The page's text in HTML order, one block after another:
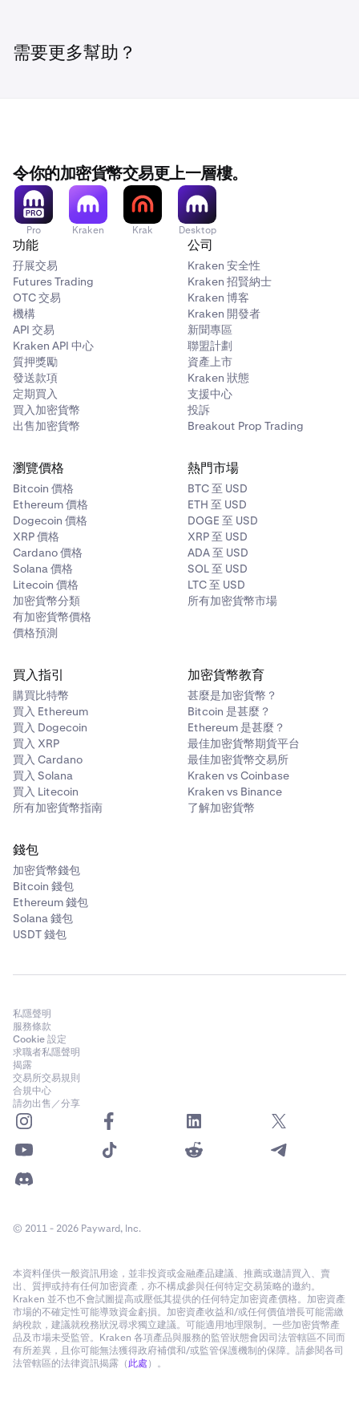
子郵件合法性。
• 提供你的密碼。
• 移除 2FA 方法或主密鑰。
•
授予存取權限，以透過 AnyDesk 或 Teamviewer 等遠
距桌面存取軟件來存取你的設備。
舉報釣魚詐騙
• 保護設備的存取權限：
•
了解未受監管的經紀詐騙如何運作，以及如何加以避
免。
•
在 Google 輸入公司名稱 +「詐騙」以查找有關公司合
法性的結果。
• 事前以書面形式獲取有關費用和利率的資訊。
舉報未受監管的經紀詐騙
• 對搜索引擎結果保持警惕：
Kraken 支援電話號碼或網站，因為這可能導致出現假
• 提供密碼。
• 提供雙重身份驗證代碼。
• 提供設備核准代碼。
• 提供錢包地址或助記詞。
• 提供主密鑰。
• 提供你的電腦的遠端存取權限。
•
舉報電話詐騙
詐騙者使用 MLM 計劃並承諾可獲得非凡利潤來吸引人
們。其運作方式是從新投資者那裡獲取資金來支付之前
• 透過可靠金融監管網站來檢查平台註冊狀態。
•
進行徹底研究，檢查多個來源以尋找警示信號，或來自
其他投資者的警告。
•
閱讀細則，並確保該公司的聲明具可行性，而非好得令
人難以置信。如果看似好得令人難以置信，那很可能就
是詐騙。
• 對新投資平台保持謹慎，在投資前進行徹底研究。
• 對於在線評論不多或無評論的公司請保持謹慎。
• 對於在其網站之外幾乎無任何資訊的公司請保持警惕。
舉報投資詐騙
如何保護自己：
對你提供的任何資訊保持謹慎。
• 注意警示信號： 如你注意到他們對你詳細資訊的要求中
有緊迫感或需要資金，這應該是警示信號。
• 慢慢來：花時間了解對方的意圖，以及他們是否真實可
靠，還是只是想從你那裡詐騙加密貨幣。
舉報戀愛/冒充詐騙
4
他們通常會使用假帳戶留言，使其看似真的有人收到了
• 幾乎所有類型的加密貨幣贈送都是詐騙。
•
請注意，詐騙者會使用錯失恐懼症 (FOMO) 策略，迫使
你做出不明智的決定。
如有人向你提供贈送或要求你發送加密貨幣，請保持警
惕，切勿發送任何資金。
• 驗證贈送活動真實性，以及活動背後的人員或公司。
• 加密貨幣交易不可逆，這意味著你無法追回加密貨幣。
舉報加密貨幣贈送詐騙
戶或非法活動。
• 研究該公司：在申請或接受工作機會之前，驗證公司合
法性和聲譽。
• 切勿向不明實體發送加密貨幣或金錢：
發送加密貨幣或金錢（特別是若其為工作機會的一部
分）。
舉報就業詐騙
•
詐騙者會假冒政府官員或公用事業公司，例如國稅局或
乎所有政府相關通信都始於郵件或官方文件。
• 對加密貨幣請求保持警惕：多數政府僅接受自己的貨
幣，因此請求加密貨幣應立即引起警示。
• 驗證來電者身份：如你覺得聯絡你的人並非該實體/機
構的官方代表，請立即停止聯絡。
• 直接聯絡合法組織：
找到他們聲稱代表的合法組織的連
結，聯絡他們以進行驗證。
• 請勿撥打用來聯絡你的號碼：改為尋找該組織的合法號
碼並直接聯絡他們。
舉報政府詐騙
集資金，並要求發送加密貨幣。
•
確保參與的實體（例如慈善機構或在線零售商）合法且
具優良聲譽。
•
請勿急於做出決定，特別是當交易看似好得令人難以置
信時尤為如此。
•
問問自己，為甚麼賣家要求使用加密貨幣，而非透過傳
統網上零售平台進行交易。
• 確保你正在與合法賣家進行交易，而非詐騙者。
•
請注意情境詐騙的情感吸引力，這可能旨在利用你的情
感來影響你的判斷力。
• 請勿讓限時優惠的壓力或緊迫感導致你匆促做出決定。
舉報加密貨幣情境詐騙
密貨幣轉賬。
偽造的電子郵件或設計得像是真正公司的電子郵件。
•
電子郵件地址可能有相似但不同的域名，使其看似來自
官方網站。
•
詐騙者會試圖說服你在合法零售網站之外買入或賣出商
品，這可能是警示信號。
如何保護自己：
• 驗證賣家身份：
確保你正在與合法賣家進行交易，而非
詐騙者。
• 研究合法網站：
找到官方網站並驗證你正在通訊的電子
郵件地址。
• 對低價格保持警惕：
若價格好得令人難以置信，很可能
• 請勿在官方平台之外進行通訊：保持在官方網站或平台
內進行所有通訊。
舉報大型購買詐騙
2020/cryptocurrency-investments.html
•
https://www.fbi.gov/news/podcasts/inside-the-fbi-
holiday-scams-120120
•
https://www.antifraudcentre-
centreantifraude.ca/report-signalez-eng.htm
•
https://www.antifraudcentre-
centreantifraude.ca/scams-fraudes/victim-victime-
eng.htm
•
https://eba.europa.eu/contacts/complaints/frauds-
and-scams
• https://www.ebf.eu/ebf-media-centre/cyberscams/
需要更多幫助？
令你的加密貨幣交易更上一層樓。
Pro Kraken Krak Desktop
功能
孖展交易
Futures Trading
OTC 交易
機構
API 交易
Kraken API 中心
質押獎勵
發送款項
定期買入
買入加密貨幣
出售加密貨幣
公司
Kraken 安全性
Kraken 招賢納士
Kraken 博客
Kraken 開發者
新聞專區
聯盟計劃
資產上市
Kraken 狀態
支援中心
投訴
Breakout Prop Trading
瀏覽價格
Bitcoin 價格
Ethereum 價格
Dogecoin 價格
XRP 價格
Cardano 價格
Solana 價格
Litecoin 價格
加密貨幣分類
有加密貨幣價格
價格預測
熱門市場
BTC 至 USD
ETH 至 USD
DOGE 至 USD
XRP 至 USD
ADA 至 USD
SOL 至 USD
LTC 至 USD
所有加密貨幣市場
買入指引
購買比特幣
買入 Ethereum
買入 Dogecoin
買入 XRP
買入 Cardano
買入 Solana
買入 Litecoin
所有加密貨幣指南
加密貨幣教育
甚麼是加密貨幣？
Bitcoin 是甚麼？
Ethereum 是甚麼？
最佳加密貨幣期貨平台
最佳加密貨幣交易所
Kraken vs Coinbase
Kraken vs Binance
了解加密貨幣
錢包
加密貨幣錢包
Bitcoin 錢包
Ethereum 錢包
Solana 錢包
USDT 錢包
私隱聲明
服務條款
Cookie 設定
求職者私隱聲明
揭露
交易所交易規則
合規中心
請勿出售／分享
© 2011 - 2026 Payward, Inc.
本資料僅供一般資訊用途，並非投資或金融產品建議、推薦或邀請買入、賣
出、質押或持有任何加密資產，亦不構成參與任何特定交易策略的邀約。
Kraken 並不也不會試圖提高或壓低其提供的任何特定加密資產價格。加密資產
市場的不確定性可能導致資金虧損。加密資產收益和/或任何價值增長可能需繳
納稅款，建議就稅務狀況尋求獨立建議。可能適用地理限制。一些加密貨幣產
品及市場未受監管。Kraken 各項產品與服務的監管狀態會因司法管轄區不同而
有所差異，且你可能無法獲得政府補償和/或監管保護機制的保障。請參閱各司
法管轄區的法律資訊揭露（此處）。